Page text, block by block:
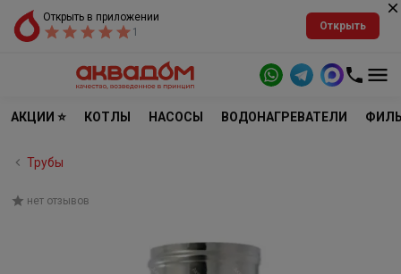
Открыть в приложении
1
Открыть
АКЦИИ ⭐ КОТЛЫ НАСОСЫ ВОДОНАГРЕВАТЕЛИ
Трубы
нет отзывов